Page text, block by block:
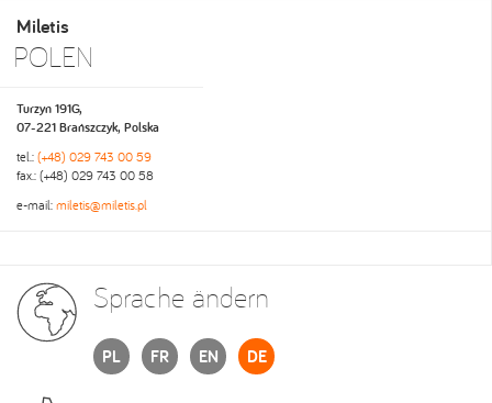
Miletis
POLEN
Turzyn 191G,
07-221 Brańszczyk, Polska
tel.: (+48) 029 743 00 59
fax.: (+48) 029 743 00 58
e-mail: miletis@miletis.pl
Sprache ändern
PL FR EN DE